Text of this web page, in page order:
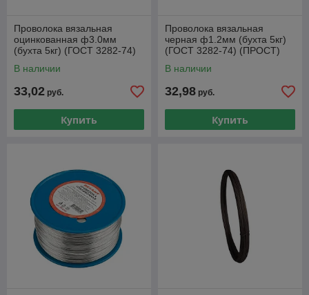
Проволока вязальная
оцинкованная ф3.0мм
(бухта 5кг) (ГОСТ 3282-74)
В наличии
33,02 руб.
Купить
Проволока вязальная
черная ф1.2мм (бухта 5кг)
(ГОСТ 3282-74) (ПРОСТ)
В наличии
32,98 руб.
Купить